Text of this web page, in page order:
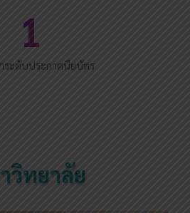
31
ระดับประกาศนียบัตร
วิทยาลัย